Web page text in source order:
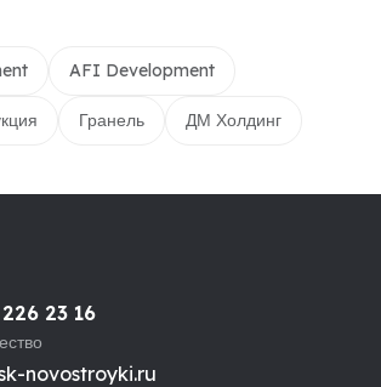
AFI Development
Гранель ДМ Холдинг
23 16
novostroyki.ru